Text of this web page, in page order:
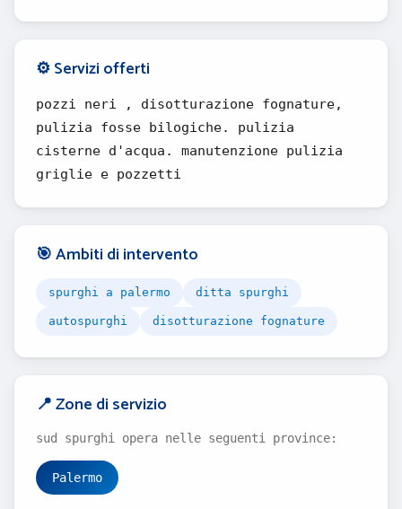
⚙️ Servizi offerti
pozzi neri , disotturazione fognature,
pulizia fosse bilogiche. pulizia
cisterne d'acqua. manutenzione pulizia
griglie e pozzetti
🎯 Ambiti di intervento
spurghi a palermo ditta spurghi
autospurghi disotturazione fognature
📍 Zone di servizio
sud spurghi opera nelle seguenti province:
Palermo